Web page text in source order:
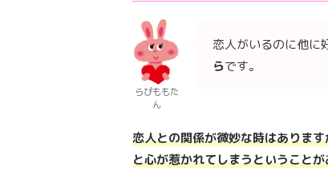
らぴももた
ん
恋人がいるのに他に
らです。
恋人との関係が微妙な時はありま
と心が惹かれてしまうということ